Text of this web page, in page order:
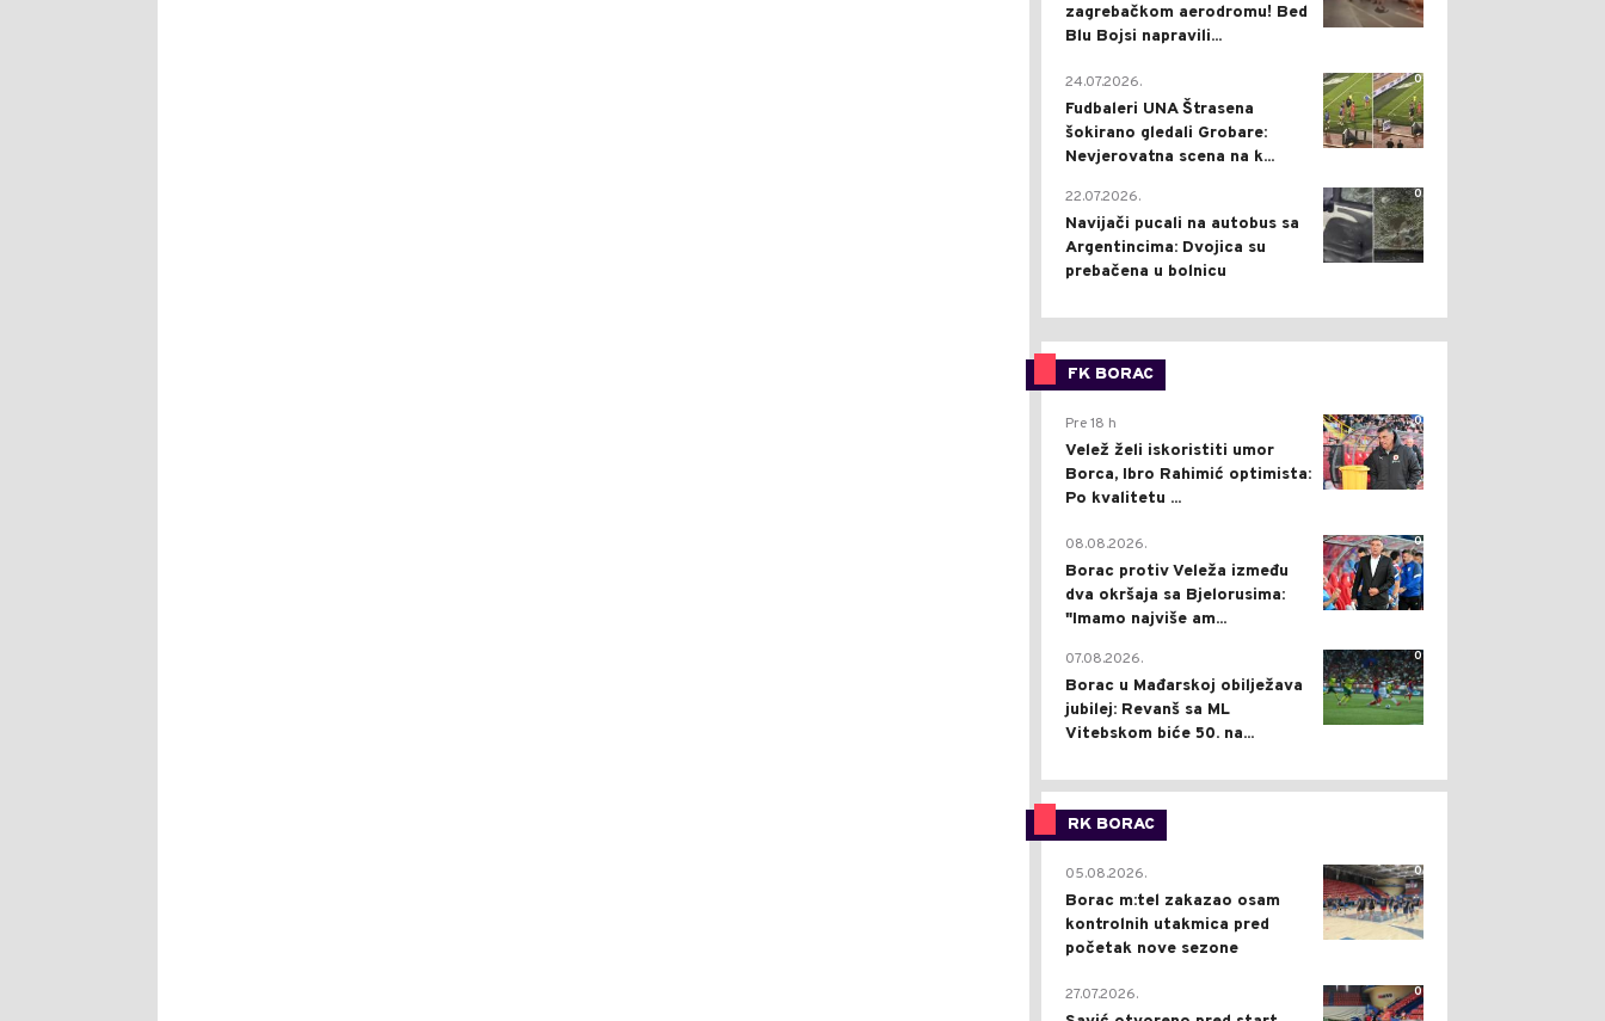
zagrebačkom aerodromu! Bed
Blu Bojsi napravili...
0
24.07.2026.
Fudbaleri UNA Štrasena
šokirano gledali Grobare:
Nevjerovatna scena na k...
0
22.07.2026.
Navijači pucali na autobus sa
Argentincima: Dvojica su
prebačena u bolnicu
FK BORAC
0
Pre 18 h
Velež želi iskoristiti umor
Borca, Ibro Rahimić optimista:
Po kvalitetu ...
0
08.08.2026.
Borac protiv Veleža između
dva okršaja sa Bjelorusima:
"Imamo najviše am...
0
07.08.2026.
Borac u Mađarskoj obilježava
jubilej: Revanš sa ML
Vitebskom biće 50. na...
RK BORAC
0
05.08.2026.
Borac m:tel zakazao osam
kontrolnih utakmica pred
početak nove sezone
0
27.07.2026.